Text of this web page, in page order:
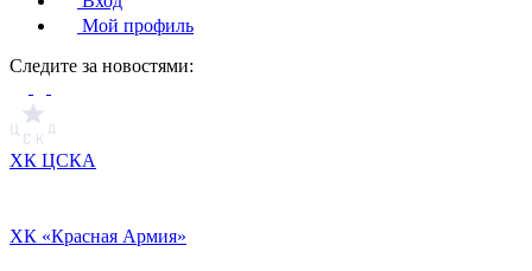
Мой профиль
Cледите за новостями:
ХК ЦСКА
ХК «Красная Армия»